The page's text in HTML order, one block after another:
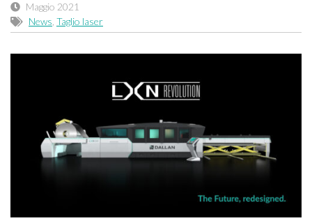
Maggio 2021
News Taglio laser